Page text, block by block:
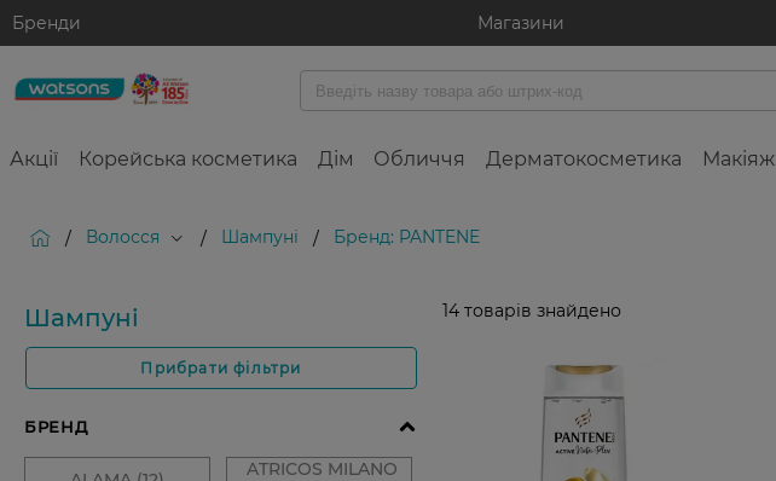
Бренди Магазини
Акції Корейська косметика Дім Обличчя Дерматокосметика Макіяж
/ Волосся / Шампуні / Бренд: PANTENE
Шампуні
Прибрати фільтри
14 товарів знайдено